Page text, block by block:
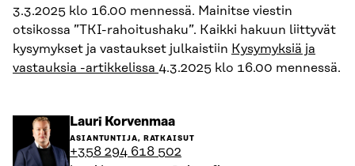
3.3.2025 klo 16.00 mennessä. Mainitse viestin
otsikossa ”TKI-rahoitushaku”. Kaikki hakuun liittyvät
kysymykset ja vastaukset julkaistiin Kysymyksiä ja
vastauksia -artikkelissa 4.3.2025 klo 16.00 mennessä.
Lauri KorvenmaaSiirry
henkilön
sivulle
ASIANTUNTIJA, RATKAISUT
+358 294 618 502